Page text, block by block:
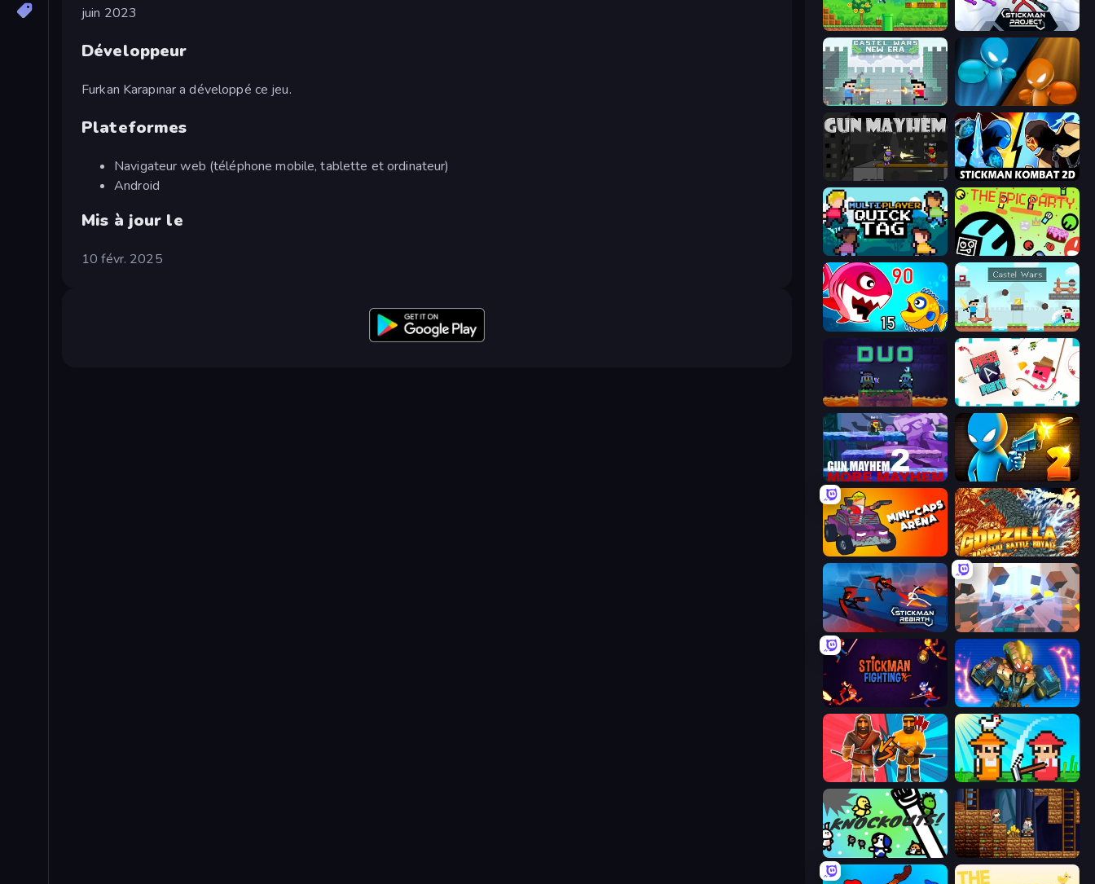
juin 2023
Développeur
Furkan Karapınar a développé ce jeu.
Plateformes
Navigateur web (téléphone mobile, tablette et ordinateur)
Android
Mis à jour le
10 févr. 2025
Super Robo - Adventure Stickman Project
Castle Wars: New Era Drunken Boxing
Gun Mayhem Stickman Kombat 2D
Multiplayer Quick Tag The Epic Party
Fish Eat Getting Big Castle Wars
Duo Press A to Party
Gun Mayhem 2 Drunken Duel 2
Mini-Caps: Arena Godzilla Daikaiju Battle Royale
Stickman Rebirth Cubic Rush
Stickman Fighting: Super War Ultimate Robo Duel 3D
Medieval Battle 2P Farmer Challenge Party
KNOCKOUTS! Miners' Adventure